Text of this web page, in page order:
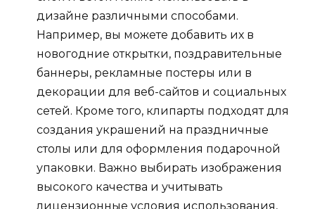
дизайне различными способами.
Например, вы можете добавить их в
новогодние открытки, поздравительные
баннеры, рекламные постеры или в
декорации для веб-сайтов и социальных
сетей. Кроме того, клипарты подходят для
создания украшений на праздничные
столы или для оформления подарочной
упаковки. Важно выбирать изображения
высокого качества и учитывать
лицензионные условия использования,